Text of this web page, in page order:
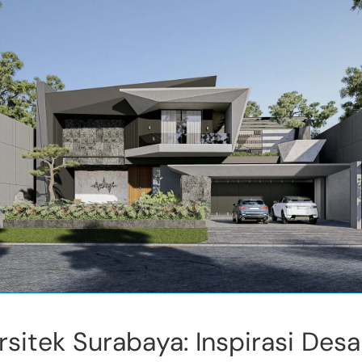
Surabaya: Inspirasi